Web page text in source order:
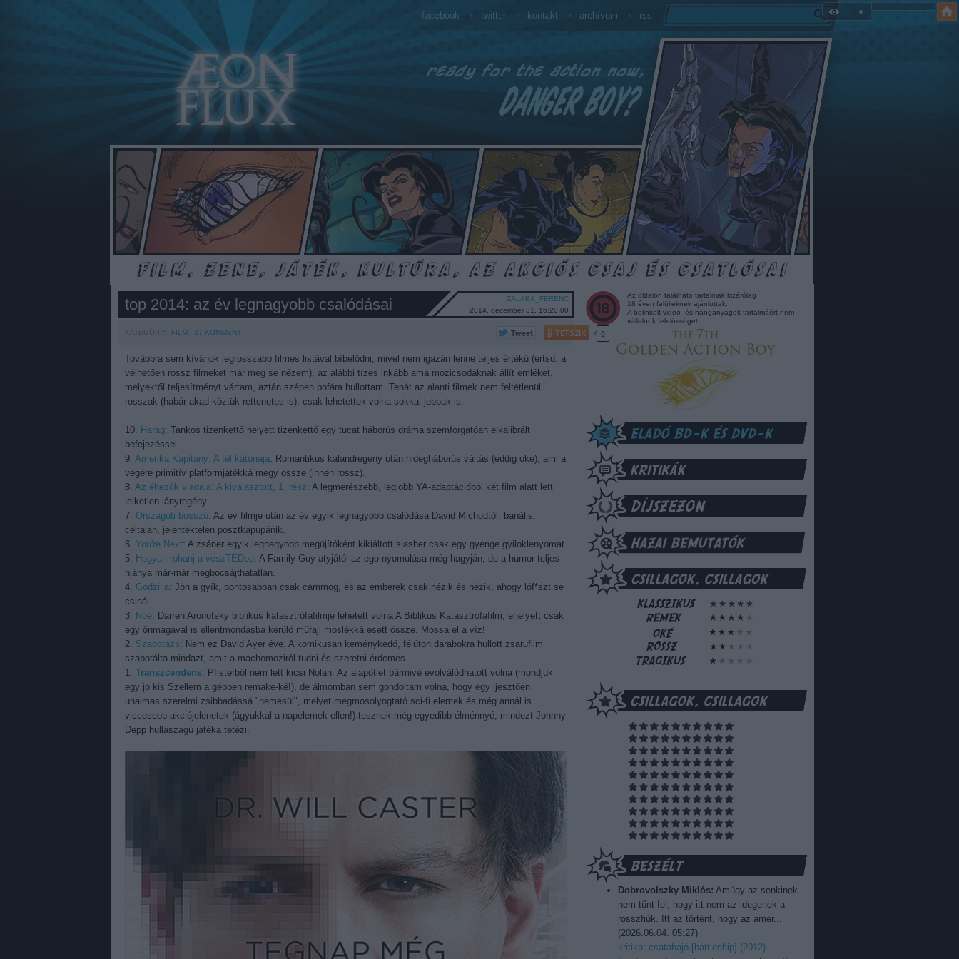
facebook twitter kontakt archívum rss
top 2014: az év legnagyobb csalódásai
ZALABA_FERENC
2014. december 31. 16:20:00
KATEGÓRIA: FILM 27 KOMMENT TETSZIK 0
Továbbra sem kívánok legrosszabb filmes listával bíbelődni, mivel nem igazán lenne teljes értékű (értsd: a
vélhetően rossz filmeket már meg se nézem), az alábbi tízes inkább ama mozicsodáknak állít emléket,
melyektől teljesítményt vártam, aztán szépen pofára hullottam. Tehát az alanti filmek nem feltétlenül
rosszak (habár akad köztük rettenetes is), csak lehetettek volna sokkal jobbak is.
10. Harag: Tankos tizenkettő helyett tizenkettő egy tucat háborús dráma szemforgatóan elkalibrált
befejezéssel.
9. Amerika Kapitány: A tél katonája: Romantikus kalandregény után hidegháborús váltás (eddig oké), ami a
végére primitív platformjátékká megy össze (innen rossz).
8. Az éhezők viadala: A kiválasztott, 1. rész: A legmerészebb, legjobb YA-adaptációból két film alatt lett
lelketlen lányregény.
7. Országúti bosszú: Az év filmje után az év egyik legnagyobb csalódása David Michodtól: banális,
céltalan, jelentéktelen posztkapupánik.
6. You're Next: A zsáner egyik legnagyobb megújítóként kikiáltott slasher csak egy gyenge gyiloklenyomat.
5. Hogyan rohanj a veszTEDbe: A Family Guy atyjától az ego nyomulása még hagyján, de a humor teljes
hiánya már-már megbocsájthatatlan.
4. Godzilla: Jön a gyík, pontosabban csak cammog, és az emberek csak nézik és nézik, ahogy lóf*szt se
csinál.
3. Noé: Darren Aronofsky biblikus katasztrófafilmje lehetett volna A Biblikus Katasztrófafilm, ehelyett csak
egy önmagával is ellentmondásba kerülő műfaji moslékká esett össze. Mossa el a víz!
2. Szabotázs: Nem ez David Ayer éve. A komikusan keménykedő, félúton darabokra hullott zsarufilm
szabotálta mindazt, amit a machomoziról tudni és szeretni érdemes.
1. Transzcendens: Pfisterből nem lett kicsi Nolan. Az alapötlet bármivé evolválódhatott volna (mondjuk
egy jó kis Szellem a gépben remake-ké!), de álmomban sem gondoltam volna, hogy egy ijesztően
unalmas szerelmi zsibbadássá "nemesül", melyet megmosolyogtató sci-fi elemek és még annál is
viccesebb akciójelenetek (ágyukkal a napelemek ellen!) tesznek még egyedibb élménnyé; mindezt Johnny
Depp hullaszagú játéka tetézi.
Az oldalon található tartalmak kizárólag
18 éven felülieknek ajánlottak.
A belinkelt video- és hanganyagok tartalmáért nem
vállalunk felelősséget
Dobrovolszky Miklós: Amúgy az senkinek
nem tűnt fel, hogy itt nem az idegenek a
rosszfiúk. Itt az történt, hogy az amer...
(2026.06.04. 05:27)
kritika: csatahajó [battleship] (2012)